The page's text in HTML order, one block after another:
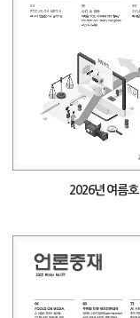
2026년 여름호